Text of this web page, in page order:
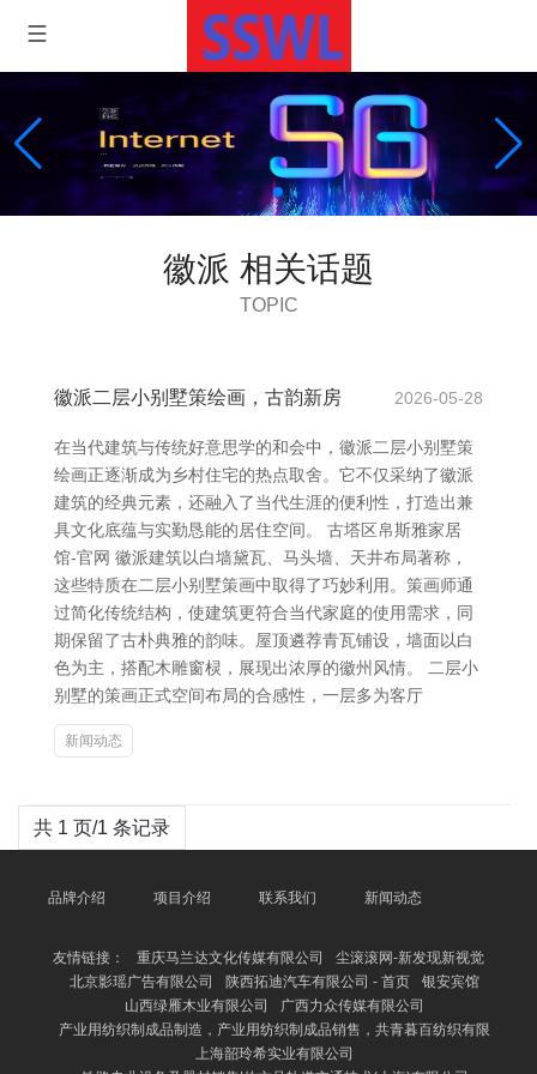
徽派 相关话题
TOPIC
徽派二层小别墅策绘画，古韵新房 2026-05-28
在当代建筑与传统好意思学的和会中，徽派二层小别墅策
绘画正逐渐成为乡村住宅的热点取舍。它不仅采纳了徽派
建筑的经典元素，还融入了当代生涯的便利性，打造出兼
具文化底蕴与实勤恳能的居住空间。 古塔区帛斯雅家居
馆-官网 徽派建筑以白墙黛瓦、马头墙、天井布局著称，
这些特质在二层小别墅策画中取得了巧妙利用。策画师通
过简化传统结构，使建筑更符合当代家庭的使用需求，同
期保留了古朴典雅的韵味。屋顶遴荐青瓦铺设，墙面以白
色为主，搭配木雕窗棂，展现出浓厚的徽州风情。 二层小
别墅的策画正式空间布局的合感性，一层多为客厅
新闻动态
共 1 页/1 条记录
品牌介绍 项目介绍 联系我们 新闻动态
友情链接： 重庆马兰达文化传媒有限公司
尘滚滚网-新发现新视觉
北京影瑶广告有限公司
陕西拓迪汽车有限公司 - 首页
银安宾馆
山西绿雁木业有限公司
广西力众传媒有限公司
产业用纺织制成品制造，产业用纺织制成品销售，共青暮百纺织有限
上海韶玲希实业有限公司